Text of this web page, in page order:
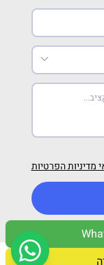
מדיניות הפרטיות